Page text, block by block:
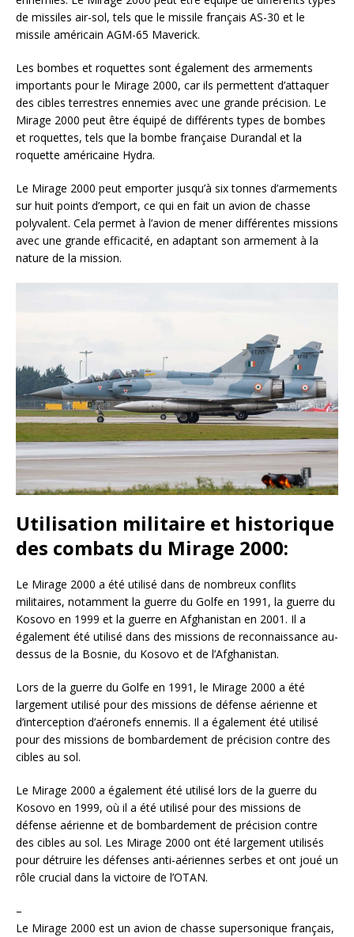
de missiles air-sol, tels que le missile français AS-30 et le
missile américain AGM-65 Maverick.
Les bombes et roquettes sont également des armements
importants pour le Mirage 2000, car ils permettent d’attaquer
des cibles terrestres ennemies avec une grande précision. Le
Mirage 2000 peut être équipé de différents types de bombes
et roquettes, tels que la bombe française Durandal et la
roquette américaine Hydra.
Le Mirage 2000 peut emporter jusqu’à six tonnes d’armements
sur huit points d’emport, ce qui en fait un avion de chasse
polyvalent. Cela permet à l’avion de mener différentes missions
avec une grande efficacité, en adaptant son armement à la
nature de la mission.
Utilisation militaire et historique
des combats du Mirage 2000:
Le Mirage 2000 a été utilisé dans de nombreux conflits
militaires, notamment la guerre du Golfe en 1991, la guerre du
Kosovo en 1999 et la guerre en Afghanistan en 2001. Il a
également été utilisé dans des missions de reconnaissance au-
dessus de la Bosnie, du Kosovo et de l’Afghanistan.
Lors de la guerre du Golfe en 1991, le Mirage 2000 a été
largement utilisé pour des missions de défense aérienne et
d’interception d’aéronefs ennemis. Il a également été utilisé
pour des missions de bombardement de précision contre des
cibles au sol.
Le Mirage 2000 a également été utilisé lors de la guerre du
Kosovo en 1999, où il a été utilisé pour des missions de
défense aérienne et de bombardement de précision contre
des cibles au sol. Les Mirage 2000 ont été largement utilisés
pour détruire les défenses anti-aériennes serbes et ont joué un
rôle crucial dans la victoire de l’OTAN.
–
Le Mirage 2000 est un avion de chasse supersonique français,